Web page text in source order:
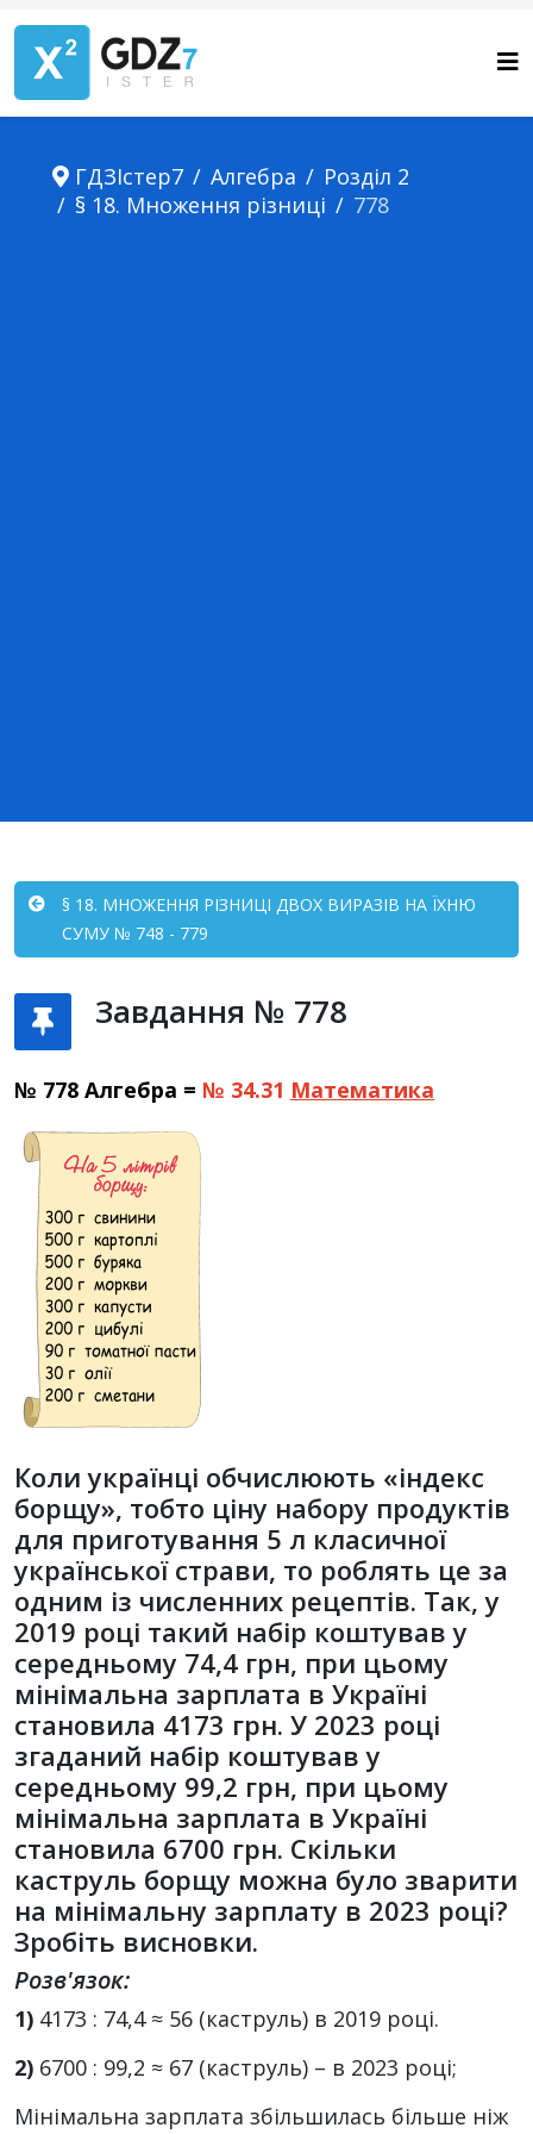
ГДЗІстер7 Алгебра
Розділ 2
§ 18. Множення різниці
778
§ 18. МНОЖЕННЯ РІЗНИЦІ ДВОХ ВИРАЗІВ НА ЇХНЮ
СУМУ № 748 - 779
Завдання № 778
№ 778 Алгебра = № 34.31 Математика
Коли українці обчислюють «індекс
борщу», тобто ціну набору продуктів
для приготування 5 л класичної
української страви, то роблять це за
одним із численних рецептів. Так, у
2019 році такий набір коштував у
середньому 74,4 грн, при цьому
мінімальна зарплата в Україні
становила 4173 грн. У 2023 році
згаданий набір коштував у
середньому 99,2 грн, при цьому
мінімальна зарплата в Україні
становила 6700 грн. Скільки
каструль борщу можна було зварити
на мінімальну зарплату в 2023 році?
Зробіть висновки.
Розв'язок:
1) 4173 : 74,4 ≈ 56 (каструль) в 2019 році.
2) 6700 : 99,2 ≈ 67 (каструль) – в 2023 році;
Мінімальна зарплата збільшилась більше ніж